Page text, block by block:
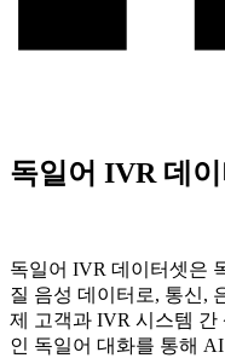
독일어 IVR 데
독일어 IVR 데이터셋은
질 음성 데이터로, 통신,
제 고객과 IVR 시스템 간
인 독일어 대화를 통해